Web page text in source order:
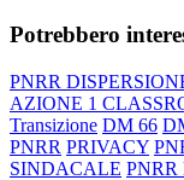
Potrebbero
PNRR
AZIONE 1
Transizione DM 66
PNRR PRIVACY
SINDACALE PNRR